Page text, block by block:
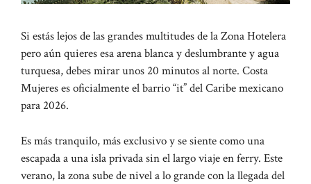
Si estás lejos de las grandes multitudes de la Zona Hotelera
pero aún quieres esa arena blanca y deslumbrante y agua
turquesa, debes mirar unos 20 minutos al norte. Costa
Mujeres es oficialmente el barrio “it” del Caribe mexicano
para 2026.
Es más tranquilo, más exclusivo y se siente como una
escapada a una isla privada sin el largo viaje en ferry. Este
verano, la zona sube de nivel a lo grande con la llegada del